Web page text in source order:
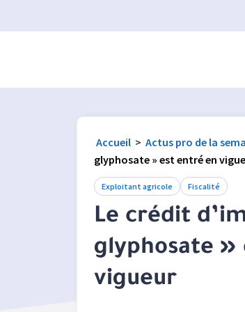
Accueil > Actus pro de la
glyphosate » est entré en
Exploitant agricole Fiscalité
Le crédit
glyphosate »
vigueur